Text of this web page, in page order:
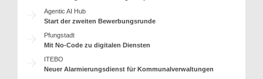
Agentic AI Hub
Start der zweiten Bewerbungsrunde
Pfungstadt
Mit No-Code zu digitalen Diensten
ITEBO
Neuer Alarmierungsdienst für Kommunalverwaltungen